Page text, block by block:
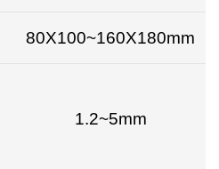
80X100~160X180mm
1.2~5mm